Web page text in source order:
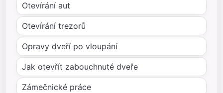
Otevírání aut
Otevírání trezorů
Opravy dveří po vloupání
Jak otevřít zabouchnuté dveře
Zámečnické práce